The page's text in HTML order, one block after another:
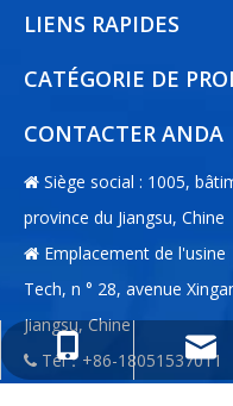
LIENS RAPIDES
CATÉGORIE DE
CONTACTER ANDA
 Siège social : 1005,
province du Jiangsu, Chine
 Emplacement de
Tech, n ° 28, avenue
Jiangsu, Chine
 Tél：+86-18051537011